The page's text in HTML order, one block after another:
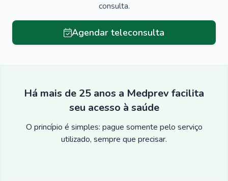
consulta.
Agendar teleconsulta
Há mais de 25 anos a Medprev facilita
seu acesso à saúde
O princípio é simples: pague somente pelo serviço
utilizado, sempre que precisar.